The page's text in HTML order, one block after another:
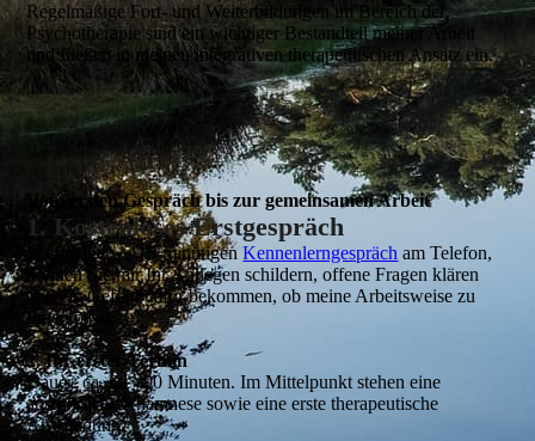
Regelmäßige Fort- und Weiterbildungen im Bereich der
Psychotherapie sind ein wichtiger Bestandteil meiner Arbeit
und fließen in meinen integrativen therapeutischen Ansatz ein.
Vom ersten Gespräch bis zur gemeinsamen Arbeit
1. Kostenloses Erstgespräch
In einem etwa 15-minütigenKennenlerngespräch am Telefon,
können Sie mir Ihr Anliegen schildern, offene Fragen klären
und ein Gefühl dafür bekommen, ob meine Arbeitsweise zu
Ihnen passt.
2. Ihr erster Termin
Dauer: ca. 60 - 90 Minuten. Im Mittelpunkt stehen eine
ausführliche Anamnese sowie eine erste therapeutische
Anwendung.